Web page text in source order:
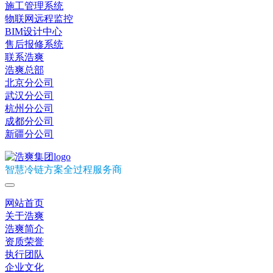
施工管理系统
物联网远程监控
BIM设计中心
售后报修系统
联系浩爽
浩爽总部
北京分公司
武汉分公司
杭州分公司
成都分公司
新疆分公司
智慧冷链方案全过程服务商
网站首页
关于浩爽
浩爽简介
资质荣誉
执行团队
企业文化